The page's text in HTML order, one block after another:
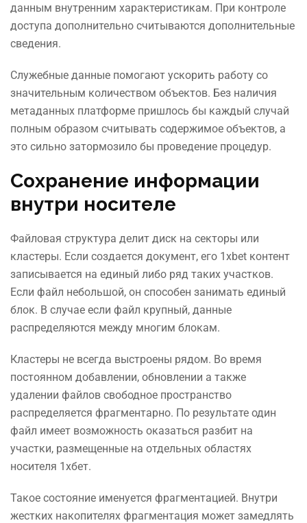
данным внутренним характеристикам. При контроле
доступа дополнительно считываются дополнительные
сведения.
Служебные данные помогают ускорить работу со
значительным количеством объектов. Без наличия
метаданных платформе пришлось бы каждый случай
полным образом считывать содержимое объектов, а
это сильно затормозило бы проведение процедур.
Сохранение информации
внутри носителе
Файловая структура делит диск на секторы или
кластеры. Если создается документ, его 1xbet контент
записывается на единый либо ряд таких участков.
Если файл небольшой, он способен занимать единый
блок. В случае если файл крупный, данные
распределяются между многим блокам.
Кластеры не всегда выстроены рядом. Во время
постоянном добавлении, обновлении а также
удалении файлов свободное пространство
распределяется фрагментарно. По результате один
файл имеет возможность оказаться разбит на
участки, размещенные на отдельных областях
носителя 1хбет.
Такое состояние именуется фрагментацией. Внутри
жестких накопителях фрагментация может замедлять